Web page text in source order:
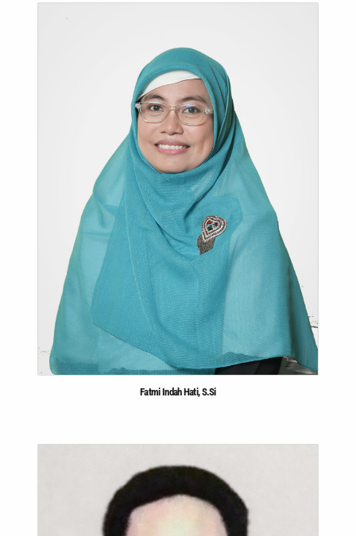
Fatmi Indah Hati, S.Si